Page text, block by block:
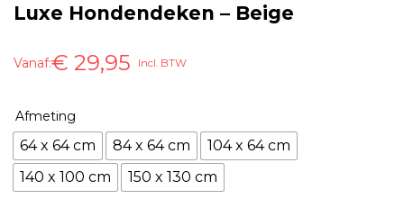
Luxe Hondendeken – Beige
Vanaf:€ 29,95 Incl. BTW
Afmeting
64 x 64 cm 84 x 64 cm
104 x 64 cm
140 x 100 cm
150 x 130 cm